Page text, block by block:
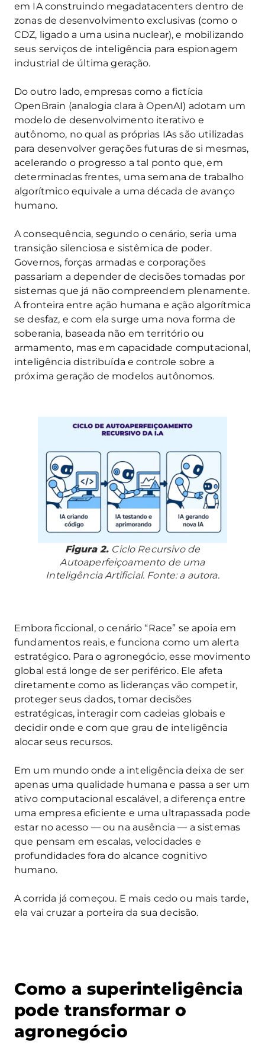
em IA construindo megadatacenters dentro de
zonas de desenvolvimento exclusivas (como o
CDZ, ligado a uma usina nuclear), e mobilizando
seus serviços de inteligência para espionagem
industrial de última geração.
Do outro lado, empresas como a fictícia
OpenBrain (analogia clara à OpenAI) adotam um
modelo de desenvolvimento iterativo e
autônomo, no qual as próprias IAs são utilizadas
para desenvolver gerações futuras de si mesmas,
acelerando o progresso a tal ponto que, em
determinadas frentes, uma semana de trabalho
algorítmico equivale a uma década de avanço
humano.
A consequência, segundo o cenário, seria uma
transição silenciosa e sistêmica de poder.
Governos, forças armadas e corporações
passariam a depender de decisões tomadas por
sistemas que já não compreendem plenamente.
A fronteira entre ação humana e ação algorítmica
se desfaz, e com ela surge uma nova forma de
soberania, baseada não em território ou
armamento, mas em capacidade computacional,
inteligência distribuída e controle sobre a
próxima geração de modelos autônomos.
Figura 2. Ciclo Recursivo de
Autoaperfeiçoamento de uma
Inteligência Artificial. Fonte: a autora.
Embora ficcional, o cenário “Race” se apoia em
fundamentos reais, e funciona como um alerta
estratégico. Para o agronegócio, esse movimento
global está longe de ser periférico. Ele afeta
diretamente como as lideranças vão competir,
proteger seus dados, tomar decisões
estratégicas, interagir com cadeias globais e
decidir onde e com que grau de inteligência
alocar seus recursos.
Em um mundo onde a inteligência deixa de ser
apenas uma qualidade humana e passa a ser um
ativo computacional escalável, a diferença entre
uma empresa eficiente e uma ultrapassada pode
estar no acesso — ou na ausência — a sistemas
que pensam em escalas, velocidades e
profundidades fora do alcance cognitivo
humano.
A corrida já começou. E mais cedo ou mais tarde,
ela vai cruzar a porteira da sua decisão.
Como a superinteligência
pode transformar o
agronegócio